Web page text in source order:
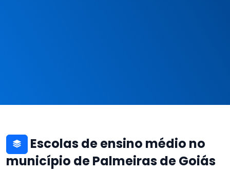
Escolas de ensino médio no
município de Palmeiras de Goiás